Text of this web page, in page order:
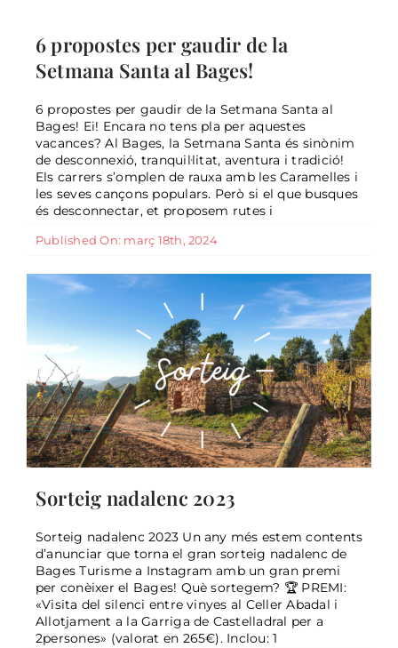
General
6 propostes per gaudir de la
Setmana Santa al Bages!
6 propostes per gaudir de la Setmana Santa al
Bages! Ei! Encara no tens pla per aquestes
vacances? Al Bages, la Setmana Santa és sinònim
de desconnexió, tranquil·litat, aventura i tradició!
Els carrers s’omplen de rauxa amb les Caramelles i
les seves cançons populars. Però si el que busques
és desconnectar, et proposem rutes i
Published On: març 18th, 2024
Sorteig nadalenc 2023
General
Sorteig nadalenc 2023
Sorteig nadalenc 2023 Un any més estem contents
d’anunciar que torna el gran sorteig nadalenc de
Bages Turisme a Instagram amb un gran premi
per conèixer el Bages! Què sortegem? 🏆 PREMI:
«Visita del silenci entre vinyes al Celler Abadal i
Allotjament a la Garriga de Castelladral per a
2persones» (valorat en 265€). Inclou: 1
10 indrets per explorar el Bages
rural
General